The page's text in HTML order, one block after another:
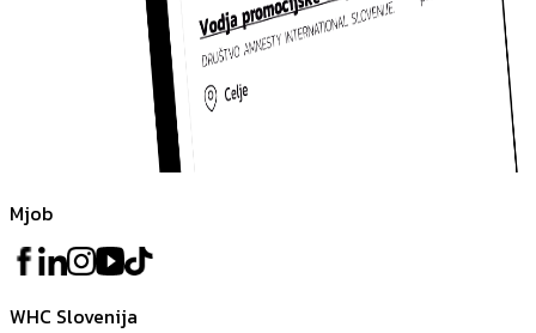
Mjob
WHC Slovenija